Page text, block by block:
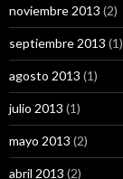
noviembre 2013 (2)
septiembre 2013 (1)
agosto 2013 (1)
julio 2013 (1)
mayo 2013 (2)
abril 2013 (2)